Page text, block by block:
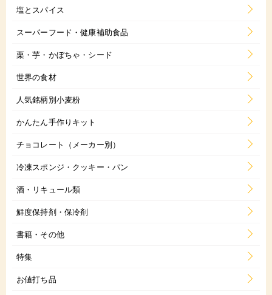
塩とスパイス
スーパーフード・健康補助食品
栗・芋・かぼちゃ・シード
世界の食材
人気銘柄別小麦粉
かんたん手作りキット
チョコレート（メーカー別）
冷凍スポンジ・クッキー・パン
酒・リキュール類
鮮度保持剤・保冷剤
書籍・その他
特集
お値打ち品